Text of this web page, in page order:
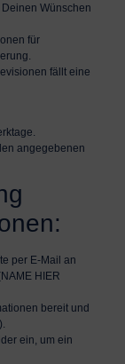
Wünschen
für
fällt eine
.
angegebenen
per E-Mail an
HIER
bereit und
ein, um ein